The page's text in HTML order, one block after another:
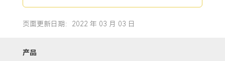
页面更新日期：2022 年 03 月 03 日
产品